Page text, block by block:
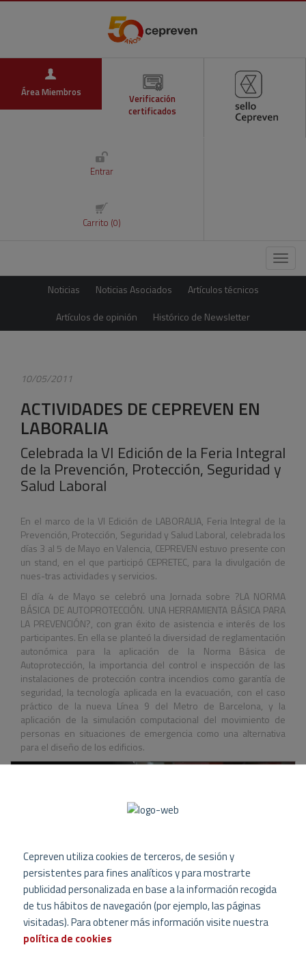
Área Miembros
Verificación
certificados
Entrar
Carrito (0)
Menú
Noticias Noticias Asociados
Artículos técnicos
Artículos de opinión
Histórico de Newsletter
10/05/2011
ACTIVIDADES DE CEPREVEN EN
LABORALIA
Celebrada la VI Edición de la Feria Integral
de la Prevención, Protección, Seguridad y
Salud Laboral
En el marco de la VI Edición de LABORALIA, Feria Integral de la
Prevención, Protección, Seguridad y Salud Laboral, celebrada los
días 3 al 5 de Mayo en Valencia, CEPREVEN estuvo presente con
un stand, en el que participó CEPRETEC, para la divulgación de
nues-tras actividades y servicios.
El día 4 de Mayo se celebró una Jornada sobre ?LA NORMA
BÁSICA DE AUTOPROTECCIÓN. UNA HERRAMIENTA BÁSICA PARA
LA PREVENCIÓN?, con gran éxito de asistencia e interés de los
participantes. En ella se planteó la diversidad de reglamentación
autonómica para la aplicación de la Norma Básica de
Autoprotección, la importancia del control e inspección de las
instalaciones de protección contra incendios como garantía de
seguridad, la tecnología aplicada en la evacuación, con el caso
práctico de la nueva Línea 9 del Metro de Barcelona, y la
aplicación de la simulación computacional del movimiento de
personas en situaciones de emergencia como una alternativa
para el diseño de los edificios.
Cepreven utiliza cookies de terceros, de sesión y
persistentes para fines analíticos y para mostrarte
publicidad personalizada en base a la información recogida
de tus hábitos de navegación (por ejemplo, las páginas
visitadas). Para obtener más información visite nuestra
política de cookies